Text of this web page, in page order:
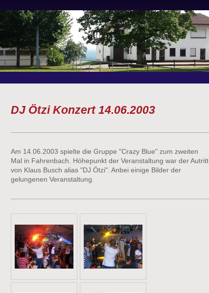
DJ Ötzi Konzert 14.06.2003
Am 14.06.2003 spielte die Gruppe "Crazy Blue" zum zweiten
Mal in Fahrenbach. Höhepunkt der Veranstaltung war der Autritt
von Klaus Busch alias "DJ Ötzi". Anbei einige Bilder der
gelungenen Veranstaltung.